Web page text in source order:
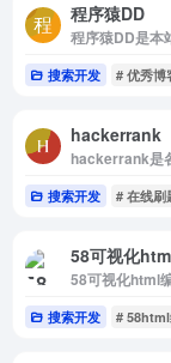
程序猿DD
程序猿DD是本
搜索开发 # 优秀博
hackerrank
hackerrank是
搜索开发 # 在线刷
58可视化
58可视化html
搜索开发 #